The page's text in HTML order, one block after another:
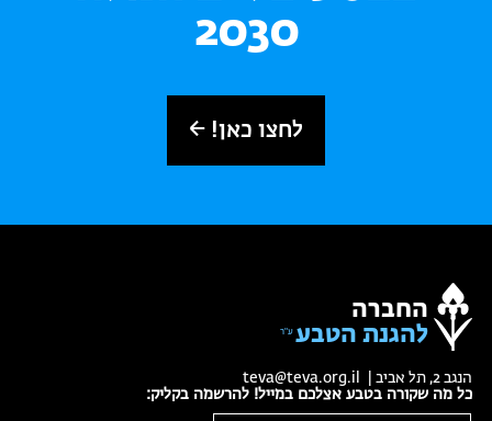
2030
לחצו כאן!
החברה
להגנת הטבע
הנגב 2, תל אביב |
teva@teva.org.il
כל מה שקורה בטבע אצלכם במייל! להרשמה בקליק: